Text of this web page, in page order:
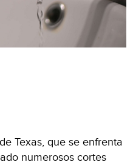
Texas, que se enfrenta
numerosos cortes